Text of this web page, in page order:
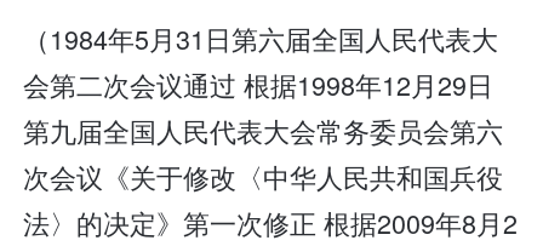
（1984年5月31日第六届全国人民代表大
会第二次会议通过 根据1998年12月29日
第九届全国人民代表大会常务委员会第六
次会议《关于修改〈中华人民共和国兵役
法〉的决定》第一次修正 根据2009年8月2